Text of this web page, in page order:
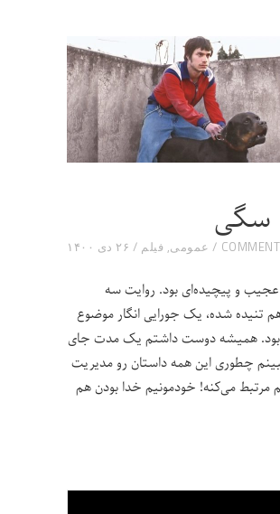
۲۶ دی ۱۴۰۰ عمومی, فیلم
و پیچیده‌ای بود. روایت سه
تنیده شده، یک جورایی انگار موضوع
بود. همیشه دوست داشتم یک مدت جای
چطوری این همه داستان رو مدیریت
مرتبط می‌کنه! خودمونیم خدا بودن هم